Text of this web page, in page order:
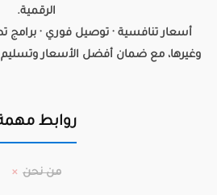
الرقمية.
أسعار تنافسية · توصيل فوري · برامج
وغيرها، مع ضمان أفضل الأسعار وتسليم
روابط
من نحن